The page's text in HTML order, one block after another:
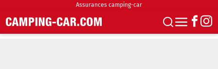
Assurances camping-car